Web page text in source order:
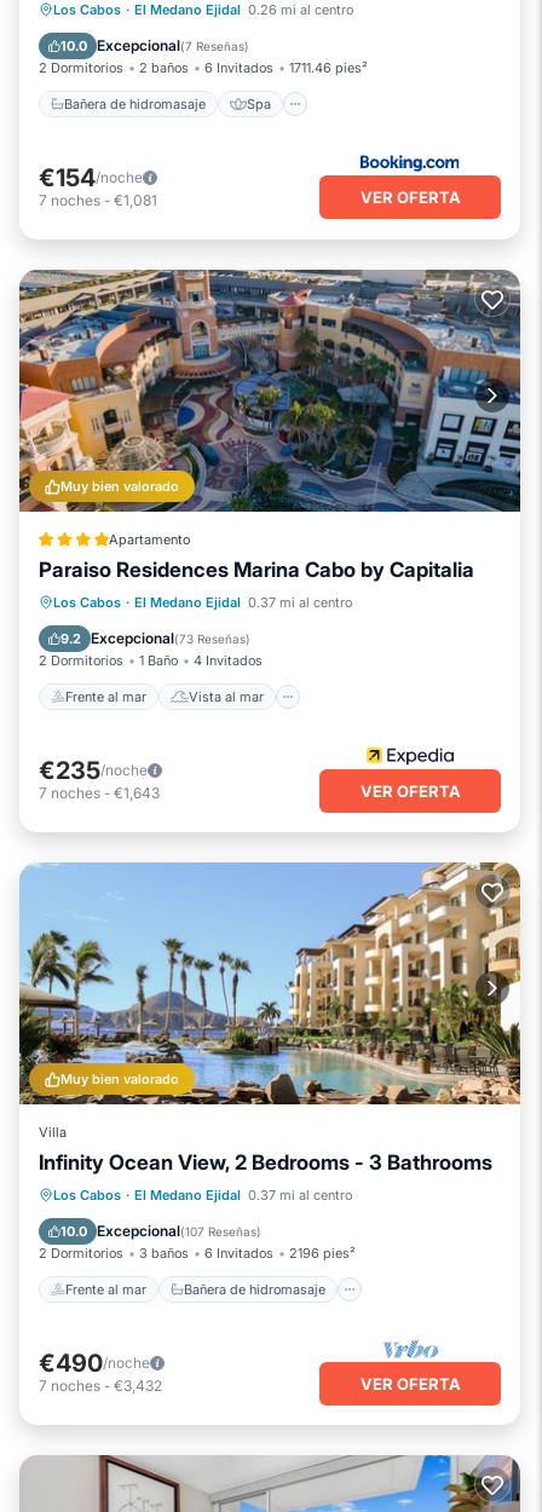
Los Cabos · El Medano Ejidal 0.26 mi al centro
10.0 Excepcional(7 Reseñas)
2 Dormitorios 2 baños 6 Invitados 1711.46 pies²
Bañera de hidromasaje Spa
Bañera de hidromasaje Spa
Vistas
€154/noche
7 noches - €1,081 VER OFERTA
Muy bien valorado
Apartamento
Paraiso Residences Marina Cabo by Capitalia
Los Cabos · El Medano Ejidal 0.37 mi al centro
9.2 Excepcional(73 Reseñas)
2 Dormitorios 1 Baño 4 Invitados
Frente al mar Vista al mar
Frente al mar
Vista al mar
Balcón/Terraza
€235/noche
7 noches - €1,643 VER OFERTA
Muy bien valorado
Villa
Infinity Ocean View, 2 Bedrooms - 3 Bathrooms
Los Cabos · El Medano Ejidal 0.37 mi al centro
10.0 Excepcional(107 Reseñas)
2 Dormitorios 3 baños 6 Invitados 2196 pies²
Frente al mar Bañera de hidromasaje
Frente al mar
Bañera de hidromasaje
Spa
Chimenea/Calefacción
€490/noche
7 noches - €3,432 VER OFERTA